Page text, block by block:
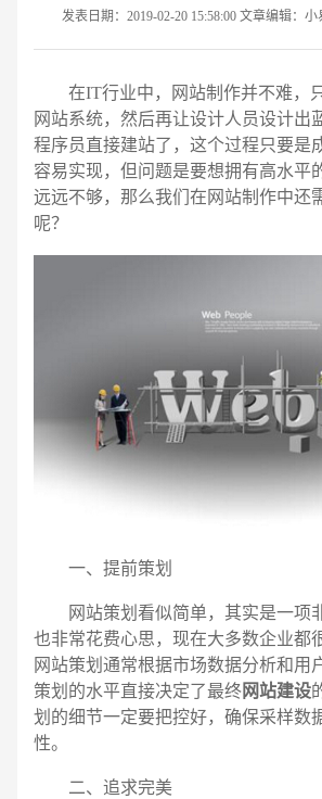
发表日期：2019-02-20 15:58:00 文章编辑：
在IT行业中，网站制作并不难，
网站系统，然后再让设计人员设计出
程序员直接建站了，这个过程只要是
容易实现，但问题是要想拥有高水平
远远不够，那么我们在网站制作中还
呢？
一、提前策划
网站策划看似简单，其实是一项非
也非常花费心思，现在大多数企业都
网站策划通常根据市场数据分析和用
策划的水平直接决定了最终网站建设
划的细节一定要把控好，确保采样数
性。
二、追求完美
请输入您的公司名称